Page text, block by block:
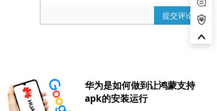
提交评论
华为是如何做到让鸿蒙支持
apk的安装运行